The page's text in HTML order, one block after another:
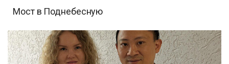
Мост в Поднебесную